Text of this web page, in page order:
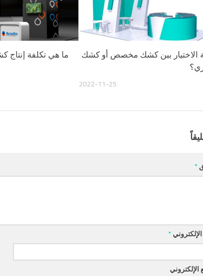
ما هي تكلفة إنتاج
الاختيار بين كشك مخصص أو كشك
2022-11-25
*
الإلكتروني *
الإلكتروني